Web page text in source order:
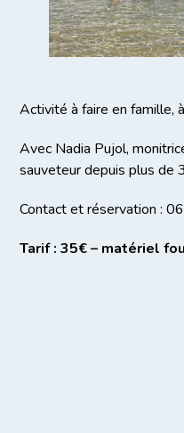
Activité à faire en famille,
Avec Nadia Pujol,
sauveteur depuis plus de
Contact et réservation :
Tarif : 35€ – matériel